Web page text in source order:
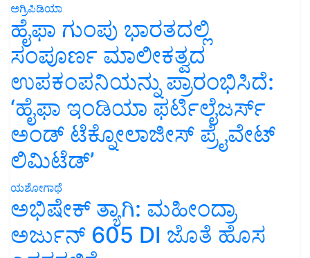
ಅಗ್ರಿಪಿಡಿಯಾ
ಹೈಫಾ ಗುಂಪು ಭಾರತದಲ್ಲಿ
ಸಂಪೂರ್ಣ ಮಾಲೀಕತ್ವದ
ಉಪಕಂಪನಿಯನ್ನು ಪ್ರಾರಂಭಿಸಿದೆ:
‘ಹೈಫಾ ಇಂಡಿಯಾ ಫರ್ಟಿಲೈಜರ್ಸ್
ಅಂಡ್ ಟೆಕ್ನೋಲಾಜೀಸ್ ಪ್ರೈವೇಟ್
ಲಿಮಿಟೆಡ್’
ಯಶೋಗಾಥೆ
ಅಭಿಷೇಕ್ ತ್ಯಾಗಿ: ಮಹೀಂದ್ರಾ
ಅರ್ಜುನ್ 605 DI ಜೊತೆ ಹೊಸ